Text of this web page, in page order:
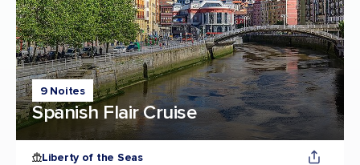
9 Noites
Spanish Flair Cruise
Liberty of the Seas